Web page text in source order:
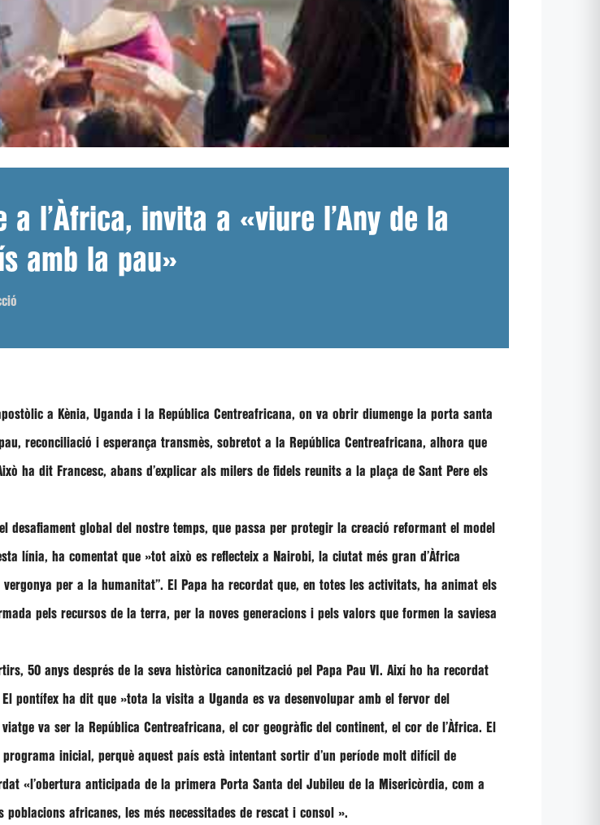
a l’Àfrica, invita a «viure l’Any de la
amb la pau»
a Kènia, Uganda i la República Centreafricana, on va obrir diumenge la porta santa
reconciliació i esperança transmès, sobretot a la República Centreafricana, alhora que
ha dit Francesc, abans d’explicar als milers de fidels reunits a la plaça de Sant Pere els
desafiament global del nostre temps, que passa per protegir la creació reformant el model
línia, ha comentat que »tot això es reflecteix a Nairobi, la ciutat més gran d’Àfrica
per a la humanitat’’. El Papa ha recordat que, en totes les activitats, ha animat els
pels recursos de la terra, per la noves generacions i pels valors que formen la saviesa
50 anys després de la seva històrica canonització pel Papa Pau VI. Així ho ha recordat
El pontífex ha dit que »tota la visita a Uganda es va desenvolupar amb el fervor del
va ser la República Centreafricana, el cor geogràfic del continent, el cor de l’Àfrica. El
inicial, perquè aquest país està intentant sortir d’un període molt difícil de
«l’obertura anticipada de la primera Porta Santa del Jubileu de la Misericòrdia, com a
africanes, les més necessitades de rescat i consol ».